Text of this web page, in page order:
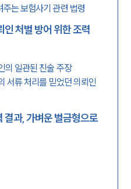
는 보험사기 관련 법령
처벌 방어 위한 조력
의 일관된 진술 주장
서류 처리를 믿었던 의뢰인
결과, 가벼운 벌금형으로